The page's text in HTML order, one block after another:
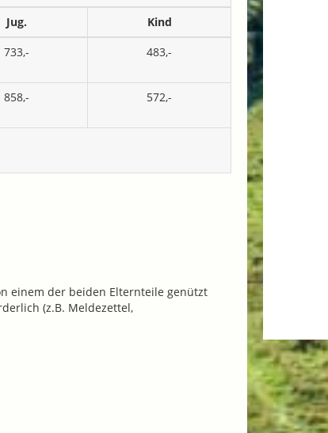
Jug.
Kind
733,- 483,-
858,- 572,-
einem der beiden Elternteile genützt
(z.B. Meldezettel,